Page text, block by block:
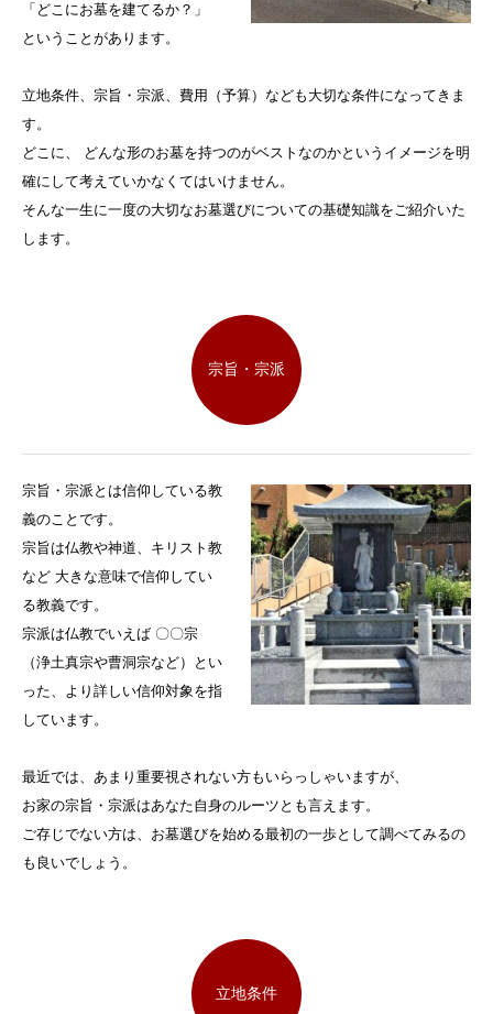
「どこにお墓を建てるか？」
ということがあります。
立地条件、宗旨・宗派、費用（予算）なども大切な条件になってきま
す。
どこに、 どんな形のお墓を持つのがベストなのかというイメージを明
確にして考えていかなくてはいけません。
そんな一生に一度の大切なお墓選びについての基礎知識をご紹介いた
します。
宗旨・宗派
宗旨・宗派とは信仰している教
義のことです。
宗旨は仏教や神道、キリスト教
など 大きな意味で信仰してい
る教義です。
宗派は仏教でいえば 〇〇宗
（浄土真宗や曹洞宗など）とい
った、より詳しい信仰対象を指
しています。
最近では、あまり重要視されない方もいらっしゃいますが、
お家の宗旨・宗派はあなた自身のルーツとも言えます。
ご存じでない方は、お墓選びを始める最初の一歩として調べてみるの
も良いでしょう。
立地条件